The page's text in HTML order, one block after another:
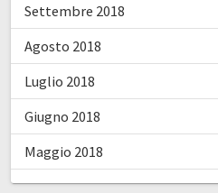
Settembre 2018
Agosto 2018
Luglio 2018
Giugno 2018
Maggio 2018